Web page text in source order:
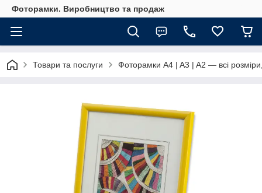
Фоторамки. Виробництво та продаж
Товари та послуги Фоторамки A4 | A3 | A2 — всі